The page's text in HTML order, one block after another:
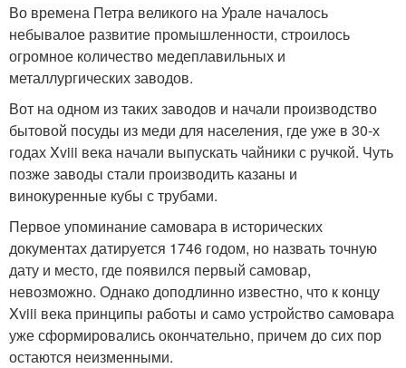
Во времена Петра великого на Урале началось
небывалое развитие промышленности, строилось
огромное количество медеплавильных и
металлургических заводов.
Вот на одном из таких заводов и начали производство
бытовой посуды из меди для населения, где уже в 30-х
годах Xviii века начали выпускать чайники с ручкой. Чуть
позже заводы стали производить казаны и
винокуренные кубы с трубами.
Первое упоминание самовара в исторических
документах датируется 1746 годом, но назвать точную
дату и место, где появился первый самовар,
невозможно. Однако доподлинно известно, что к концу
Xviii века принципы работы и само устройство самовара
уже сформировались окончательно, причем до сих пор
остаются неизменными.